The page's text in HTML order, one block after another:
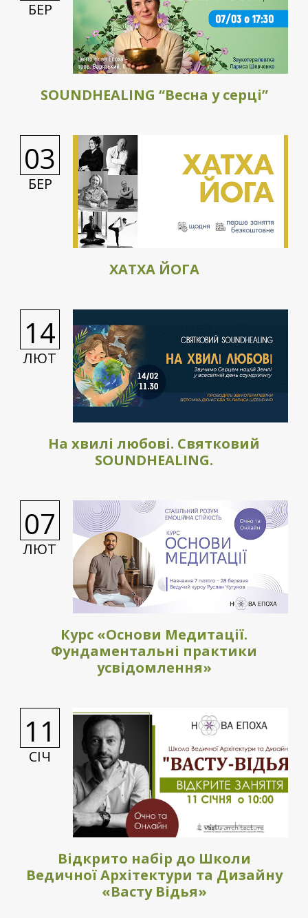
БЕР
SOUNDHEALING “Весна у серці”
БЕР
03
ХАТХА ЙОГА
ЛЮТ
14
На хвилі любові. Святковий
SOUNDHEALING.
ЛЮТ
07
Курс «Основи Медитації.
Фундаментальні практики
усвідомлення»
СІЧ
11
Відкрито набір до Школи
Ведичної Архітектури та Дизайну
«Васту Відья»